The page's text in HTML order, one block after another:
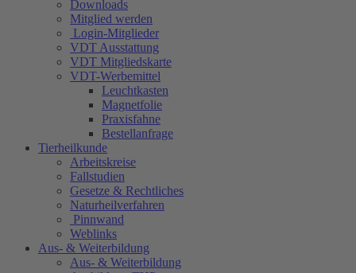
Downloads
Mitglied werden
Login-Mitglieder
VDT Ausstattung
VDT Mitgliedskarte
VDT-Werbemittel
Leuchtkasten
Magnetfolie
Praxisfahne
Bestellanfrage
Tierheilkunde
Arbeitskreise
Fallstudien
Gesetze & Rechtliches
Naturheilverfahren
Pinnwand
Weblinks
Aus- & Weiterbildung
Aus- & Weiterbildung